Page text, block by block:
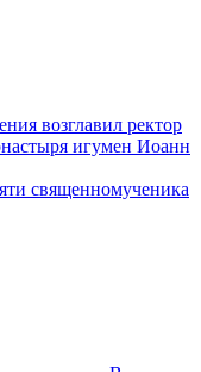
возглавил ректор
игумен Иоанн
священномученика